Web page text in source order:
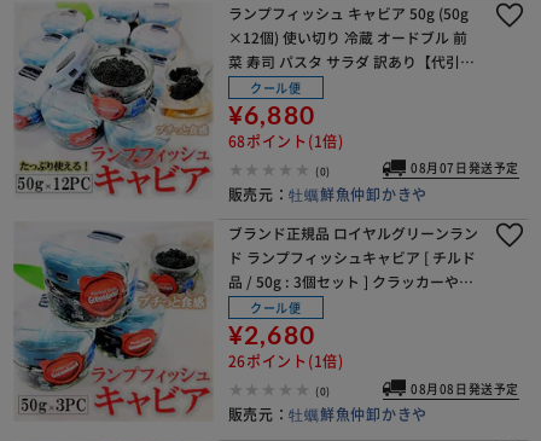
ランプフィッシュ キャビア 50g (50g
×12個) 使い切り 冷蔵 オードブル 前
菜 寿司 パスタ サラダ 訳あり【代引き
不可】
クール便
¥6,880
68ポイント(1倍)
(0) 08月07日発送予定
販売元：牡蠣鮮魚仲卸かきや
ブランド正規品 ロイヤルグリーンラン
ド ランプフィッシュキャビア [ チルド
品 / 50g : 3個セット ] クラッカーやパ
スタにオススメ ( デンマーク王室御用
達 )【代引き不可】
クール便
¥2,680
26ポイント(1倍)
(0) 08月08日発送予定
販売元：牡蠣鮮魚仲卸かきや